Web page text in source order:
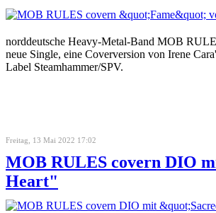
norddeutsche Heavy-Metal-Band MOB
neue Single, eine Coverversion von Irene
Label Steamhammer/SPV.
Freitag, 13 Mai 2022 17:02
MOB RULES covern DIO
Heart"